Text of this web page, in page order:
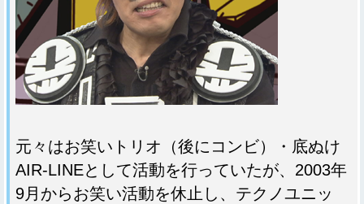
元々はお笑いトリオ（後にコンビ）・底ぬけ
AIR-LINEとして活動を行っていたが、2003年
9月からお笑い活動を休止し、テクノユニッ